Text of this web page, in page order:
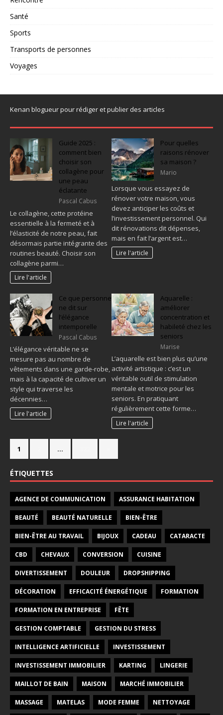
Santé
Sports
Transports de personnes
Voyages
Kenan blogueur pour rédiger et publier des articles
Guide 2025 :
comment bien
choisir son
collagène pour
une peau
éclatante
Pascal Cabus
Le collagène, cette protéine
essentielle à la fermeté et à
l’élasticité de notre peau, fait
désormais partie intégrante des
routines beauté. Choisir son
collagène parmi…
Lire l'article
Pour quelles
raisons rénover
sa maison ?
Mario
Lorsque vous essayez de
rénover votre maison, vous
devez anticiper les coûts et
l’investissement personnel. Qui
dit rénovations dit dépenses,
mais en fait l’argent est…
Lire l'article
Ce que personne
ne dit sur
l’élégance
intemporelle
Pascal Cabus
L’élégance véritable ne se
mesure pas au nombre de
vêtements dans une garde-robe,
mais à la capacité de cultiver un
style qui traverse les
décennies…
Lire l'article
Aquarelle :
améliorer
concentration et
habileté chez les
seniors
Marise
L’aquarelle est bien plus qu’une
activité artistique : c’est un
véritable outil de stimulation
mentale et motrice pour les
seniors. En pratiquant
régulièrement cette forme…
Lire l'article
1 …
ÉTIQUETTES
AGENCE DE COMMUNICATION ASSURANCE HABITATION
BEAUTÉ BEAUTÉ NATURELLE BIEN-ÊTRE
BIEN-ÊTRE AU TRAVAIL BIJOUX CADEAU CATARACTE
CBD CHEVAUX CONVERSION CUISINE
DIVERTISSEMENT DOULEUR DROPSHIPPING
DÉCORATION EFFICACITÉ ÉNERGÉTIQUE FORMATION
FORMATION EN ENTREPRISE FÊTE
GESTION COMPTABLE GESTION DU STRESS
INTELLIGENCE ARTIFICIELLE INVESTISSEMENT
INVESTISSEMENT IMMOBILIER KARTING LINGERIE
MAILLOT DE BAIN MAISON MARCHÉ IMMOBILIER
MASSAGE MATELAS MODE FEMME NETTOYAGE